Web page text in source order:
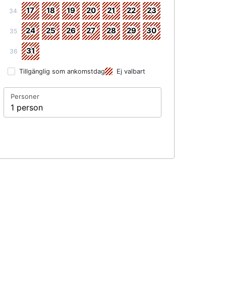
34 17 18 19 20 21 22 23
35 24 25 26 27 28 29 30
36 31
Tillgänglig som ankomstdag Ej valbart
Personer
1 person